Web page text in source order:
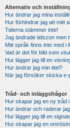
Alternativ och
Hur ändrar jag mina
Hur förhindrar jag att mitt
Tiderna stämmer inte!
Jag ändrade tidszon men
Mitt språk finns inte med i
Vad är det för bild som
Hur lägger jag till en
Hur ändrar jag min titel?
När jag försöker skicka e-
Tråd- och inläggsfrågor
Hur skapar jag en ny tråd
Hur ändrar och raderar
Hur lägger jag till en
Hur skapar jag en